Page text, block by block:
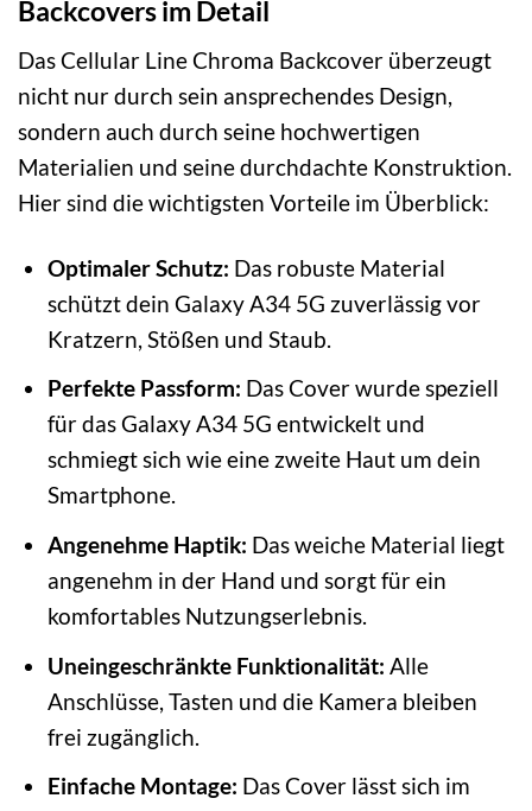
Backcovers im Detail
Das Cellular Line Chroma Backcover überzeugt
nicht nur durch sein ansprechendes Design,
sondern auch durch seine hochwertigen
Materialien und seine durchdachte Konstruktion.
Hier sind die wichtigsten Vorteile im Überblick:
Optimaler Schutz: Das robuste Material
schützt dein Galaxy A34 5G zuverlässig vor
Kratzern, Stößen und Staub.
Perfekte Passform: Das Cover wurde speziell
für das Galaxy A34 5G entwickelt und
schmiegt sich wie eine zweite Haut um dein
Smartphone.
Angenehme Haptik: Das weiche Material liegt
angenehm in der Hand und sorgt für ein
komfortables Nutzungserlebnis.
Uneingeschränkte Funktionalität: Alle
Anschlüsse, Tasten und die Kamera bleiben
frei zugänglich.
Einfache Montage: Das Cover lässt sich im